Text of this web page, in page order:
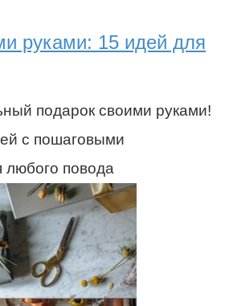
руками: 15 идей для
подарок своими руками!
с пошаговыми
любого повода